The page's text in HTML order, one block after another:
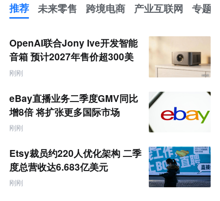
推荐 未来零售 跨境电商 产业互联网 专题
来
零
售
跨
境
产
业
互
联
网
OpenAI联合Jony Ive开发智能
音箱 预计2027年售价超300美
元
刚刚
eBay直播业务二季度GMV同比
增8倍 将扩张更多国际市场
刚刚
Etsy裁员约220人优化架构 二季
度总营收达6.683亿美元
刚刚